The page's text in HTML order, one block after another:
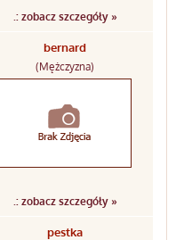
.: zobacz szczegóły »
bernard
(Mężczyzna)
.: zobacz szczegóły »
pestka